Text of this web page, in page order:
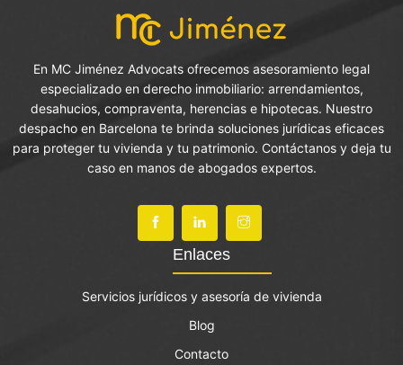
En MC Jiménez Advocats ofrecemos asesoramiento legal
especializado en derecho inmobiliario: arrendamientos,
desahucios, compraventa, herencias e hipotecas. Nuestro
despacho en Barcelona te brinda soluciones jurídicas eficaces
para proteger tu vivienda y tu patrimonio. Contáctanos y deja tu
caso en manos de abogados expertos.
Enlaces
Servicios jurídicos y asesoría de vivienda
Blog
Contacto